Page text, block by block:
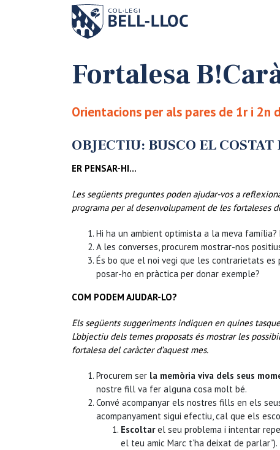
Fortalesa
Orientacions per als pares de 1r i 2n
OBJECTIU: BUSCO EL COSTAT
ER PENSAR-HI…
Les següents preguntes poden ajudar-vos a
programa per al desenvolupament de les fortaleses
Hi ha un ambient optimista a la meva família?
A les converses, procurem mostrar-nos
És bo que el noi vegi que les contrarietats es
posar-ho en pràctica per donar exemple?
COM PODEM AJUDAR-LO?
Els següents suggeriments indiquen en quines
L’objectiu dels temes proposats és mostrar les
fortalesa del caràcter d’aquest mes.
Procurem ser la memòria viva dels seus
nostre fill va fer alguna cosa molt bé.
Convé acompanyar els nostres fills en els
acompanyament sigui efectiu, cal que els
Escoltarel seu problema i intentar
el teu amic Marc t’ha deixat de parlar”).